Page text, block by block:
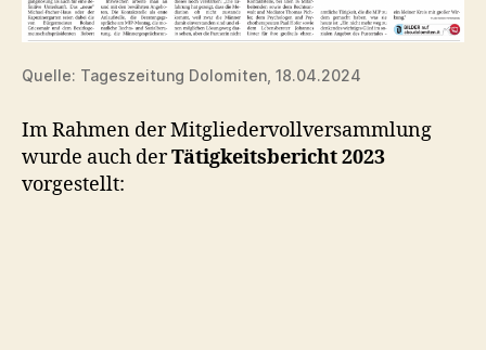
Quelle: Tageszeitung Dolomiten, 18.04.2024
Im Rahmen der Mitgliedervollversammlung
wurde auch derTätigkeitsbericht 2023
vorgestellt: